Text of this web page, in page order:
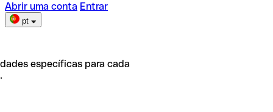
Abrir uma conta Entrar
pt
específicas para cada